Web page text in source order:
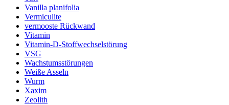
Vanilla planifolia
Vermiculite
vermooste Rückwand
Vitamin
Vitamin-D-Stoffwechselstörung
VSG
Wachstumsstörungen
Weiße Asseln
Wurm
Xaxim
Zeolith